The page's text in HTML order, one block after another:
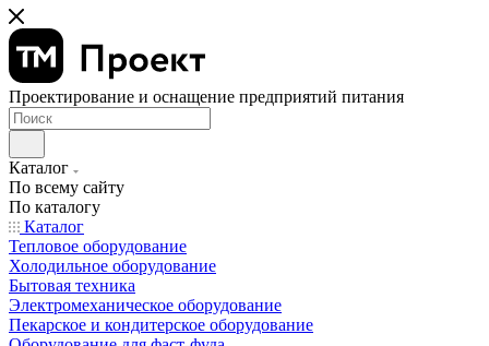
Проектирование и оснащение предприятий питания
Каталог
По всему сайту
По каталогу
Каталог
Тепловое оборудование
Холодильное оборудование
Бытовая техника
Электромеханическое оборудование
Пекарское и кондитерское оборудование